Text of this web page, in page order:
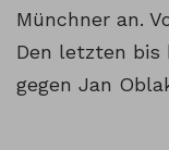
Münchner an.
Den letzten bis
gegen Jan